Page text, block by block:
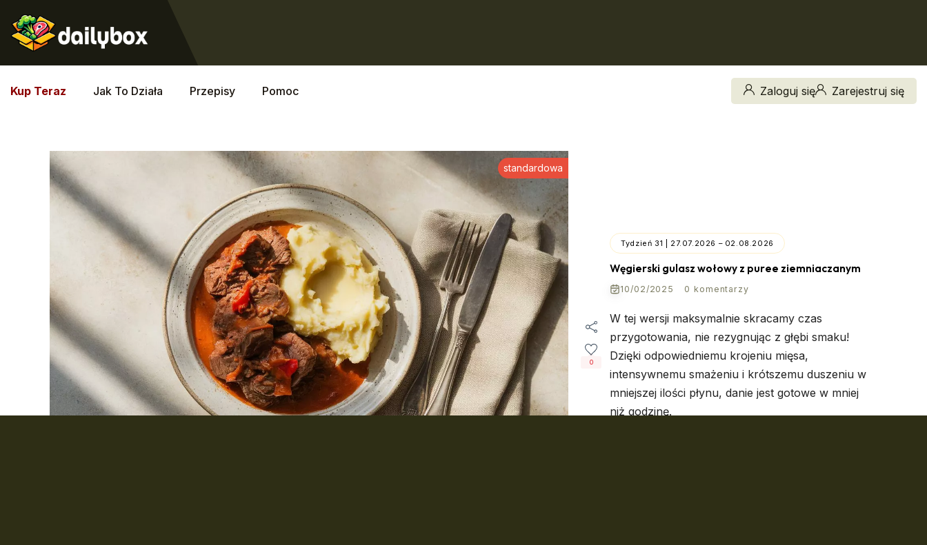
Kup Teraz Jak To Działa Przepisy Pomoc Zaloguj się Zarejestruj się
standardowa
Tydzień 31 | 27.07.2026 – 02.08.2026
Węgierski gulasz wołowy z puree ziemniaczanym
10/02/2025 0 komentarzy
0
W tej wersji maksymalnie skracamy czas
przygotowania, nie rezygnując z głębi smaku!
Dzięki odpowiedniemu krojeniu mięsa,
intensywnemu smażeniu i krótszemu duszeniu w
mniejszej ilości płynu, danie jest gotowe w mniej
niż godzinę.